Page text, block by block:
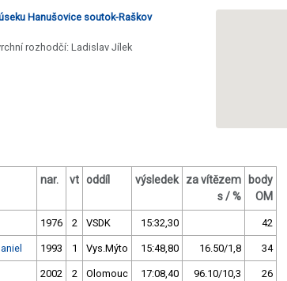
Hanušovice soutok-Raškov
rozhodčí: Ladislav Jílek
nar. vt oddíl výsledek
za vítězem
s / %
body
OM
1976 2 VSDK 15:32,30 42
1993 1 Vys.Mýto 15:48,80 16.50/1,8 34
2002 2 Olomouc 17:08,40 96.10/10,3 26